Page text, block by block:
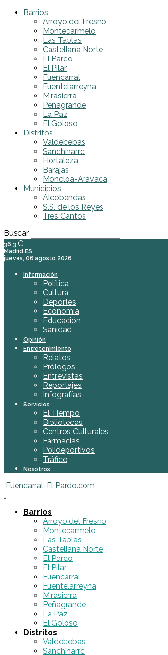
Barrios
Arroyo del Fresno
Montecarmelo
Las Tablas
Castellana Norte
El Pardo
El Pilar
Fuencarral
Fuentelarreyna
Mirasierra
Peñagrande
La Paz
El Goloso
Distritos
Valdebebas
Sanchinarro
Hortaleza
Barajas
Moncloa-Aravaca
Municipios
Alcobendas
S.S. de los Reyes
Tres Cantos
Buscar
36.3 C
Madrid,ES
jueves, 06 agosto 2026
Información
Política
Cultura
Deportes
Economía
Educación
Sanidad
Opinión
Entretenimiento
Relatos
Prólogos
Entrevistas
Reportajes
Infografías
Servicios
El Tiempo
Bibliotecas
Centros Culturales
Farmacias
Polideportivos
Tráfico
Nosotros
Fuencarral-El Pardo.com
Barrios
Arroyo del Fresno
Montecarmelo
Las Tablas
Castellana Norte
El Pardo
El Pilar
Fuencarral
Fuentelarreyna
Mirasierra
Peñagrande
La Paz
El Goloso
Distritos
Valdebebas
Sanchinarro